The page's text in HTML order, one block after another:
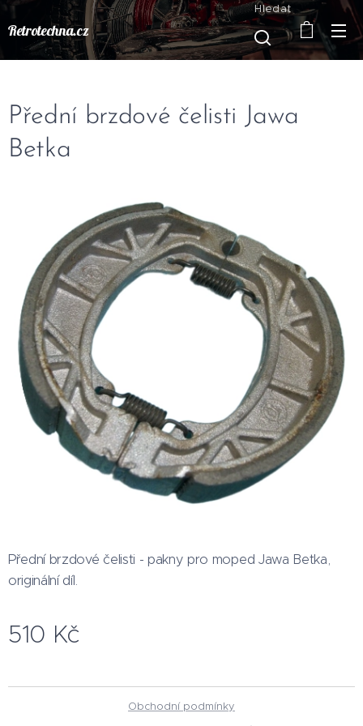
Retrotechna.cz
Hledat
Přední brzdové čelisti Jawa
Betka
Přední brzdové čelisti - pakny pro moped Jawa Betka,
originální díl.
510 Kč
Obchodní podmínky